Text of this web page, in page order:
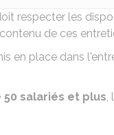
respecter les
de ces
en place dans
salariés et plus,